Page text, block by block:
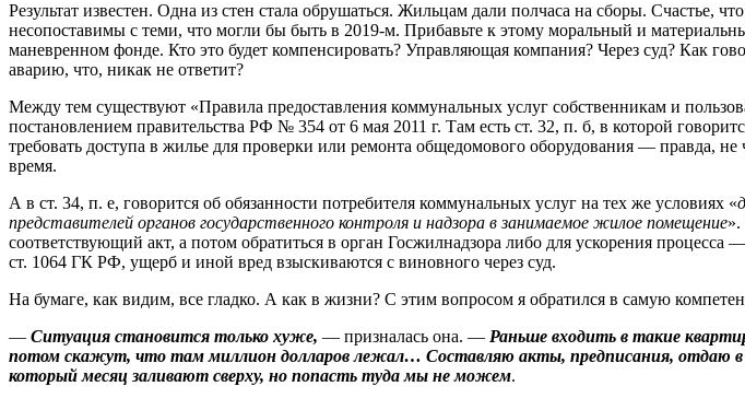
Результат известен. Одна из стен стала обрушаться. Жильцам дали полчаса на сборы. Счастье,
несопоставимы с теми, что могли бы быть в 2019‑м. Прибавьте к этому моральный и
маневренном фонде. Кто это будет компенсировать? Управляющая компания? Через суд? Как
аварию, что, никак не ответит?
Между тем существуют «Правила предоставления коммунальных услуг собственникам и
постановлением правительства РФ № 354 от 6 мая 2011 г. Там есть ст. 32, п. б, в которой
требовать доступа в жилье для проверки или ремонта общедомового оборудования — правда,
время.
А в ст. 34, п. е, говорится об обязанности потребителя коммунальных услуг на тех же условиях «
представителей органов государственного контроля и надзора в занимаемое жилое помещение
соответствующий акт, а потом обратиться в орган Гос­жилнадзора либо для ускорения
ст. 1064 ГК РФ, ущерб и иной вред взыскиваются с виновного через суд.
На бумаге, как видим, все гладко. А как в жизни? С этим вопросом я обратился в самую
— Ситуация становится только хуже, — призналась она. — Раньше входить в такие
потом скажут, что там миллион долларов лежал… Составляю акты, предписания, отдаю в
который месяц заливают сверху, но попасть туда мы не можем.